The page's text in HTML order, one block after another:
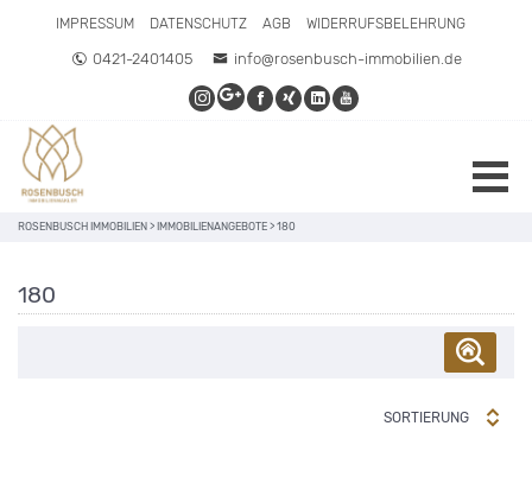
IMPRESSUM DATENSCHUTZ AGB WIDERRUFSBELEHRUNG
0421-2401405 info@rosenbusch-immobilien.de
ROSENBUSCH IMMOBILIEN > IMMOBILIENANGEBOTE > 180
180
SORTIERUNG